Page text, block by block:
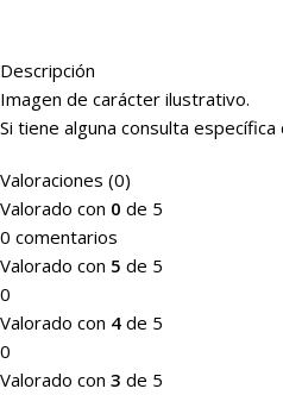
Descripción
Imagen de carácter ilustrativo.
Si tiene alguna consulta
Valoraciones (0)
Valorado con 0 de 5
0 comentarios
Valorado con 5 de 5
0
Valorado con 4 de 5
0
Valorado con 3 de 5